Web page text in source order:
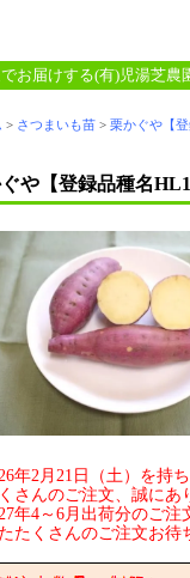
届けする(有)児湯芝農
> さつまいも苗 > 栗かぐや【
や【登録品種名HL1
年2月21日（土）を持
さんのご注文、誠にあ
年4～6月出荷分のご注
たくさんのご注文お待